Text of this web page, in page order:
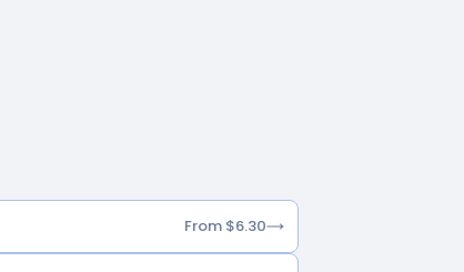
From $6.30